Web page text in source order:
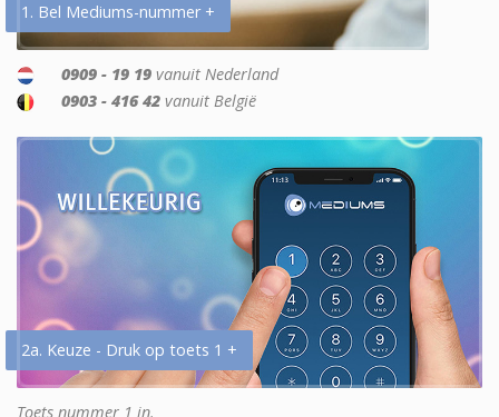
1. Bel Mediums-nummer +
0909 - 19 19 vanuit Nederland
0903 - 416 42 vanuit België
2a. Keuze - Druk op toets 1 +
Toets nummer 1 in.